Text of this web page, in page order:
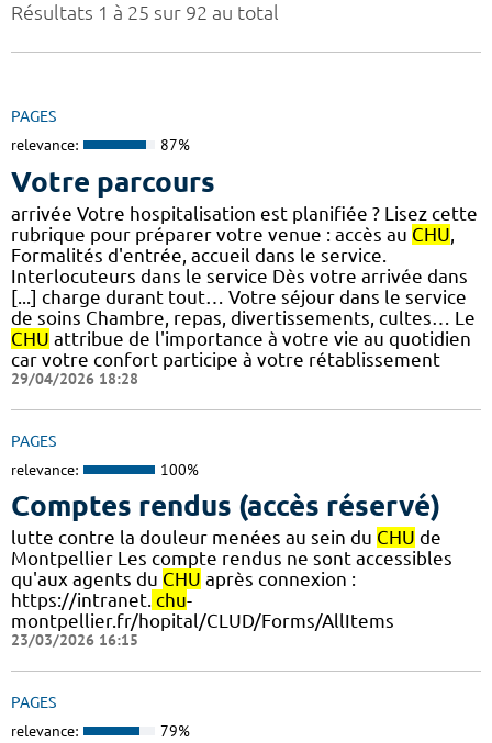
Résultats 1 à 25 sur 92 au total
PAGES
relevance: 87%
Votre parcours
arrivée Votre hospitalisation est planifiée ? Lisez cette
rubrique pour préparer votre venue : accès au CHU
Formalités d'entrée, accueil dans le service.
Interlocuteurs dans le service Dès votre arrivée dans
[...] charge durant tout… Votre séjour dans le service
de soins Chambre, repas, divertissements, cultes… Le
CHU attribue de l'importance à votre vie au quotidien
car votre confort participe à votre rétablissement
29/04/2026 18:28
PAGES
relevance: 100%
Comptes rendus (accès réservé)
lutte contre la douleur menées au sein du CHU de
Montpellier Les compte rendus ne sont accessibles
qu'aux agents du CHU après connexion :
https://intranet. chu-
montpellier.fr/hopital/CLUD/Forms/AllItems
23/03/2026 16:15
PAGES
relevance: 79%